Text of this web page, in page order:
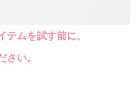
テムを試す前に、
さい。